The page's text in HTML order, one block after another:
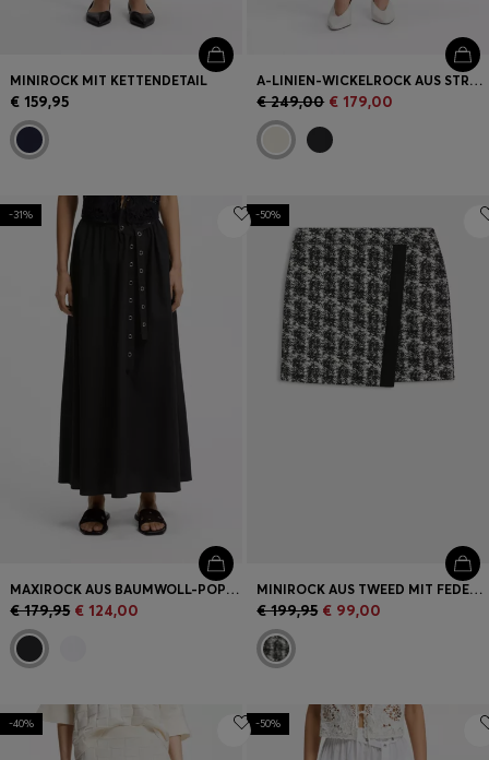
MINIROCK MIT KETTENDETAIL
€ 159,95
A-LINIEN-WICKELROCK AUS STRETCH-BAUMWOLLE
€ 249,00 € 179,00
-31%
MAXIROCK AUS BAUMWOLL-POPELINE MIT ÖSENGÜRTEL
€ 179,95 € 124,00
-50%
MINIROCK AUS TWEED MIT FEDER-MUSTER
€ 199,95 € 99,00
-40% -50%